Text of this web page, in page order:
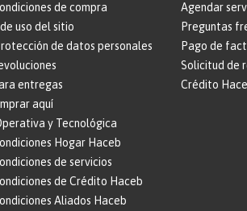
Correo electrónico
de compra
uso del sitio
de datos personales
entregas
aquí
y Tecnológica
Hogar Haceb
de servicios
de Crédito Haceb
Aliados Haceb
Agendar
Preguntas
Pago de
Solicitud de
Crédito